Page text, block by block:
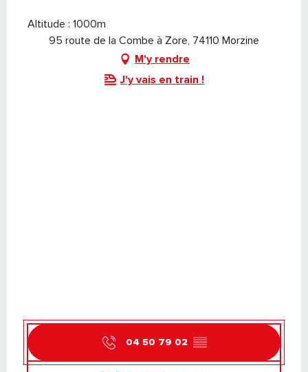
Altitude : 1000m
95 route de la Combe à Zore, 74110 Morzine
M'y rendre
J'y vais en train !
04 50 79 02 ▒▒